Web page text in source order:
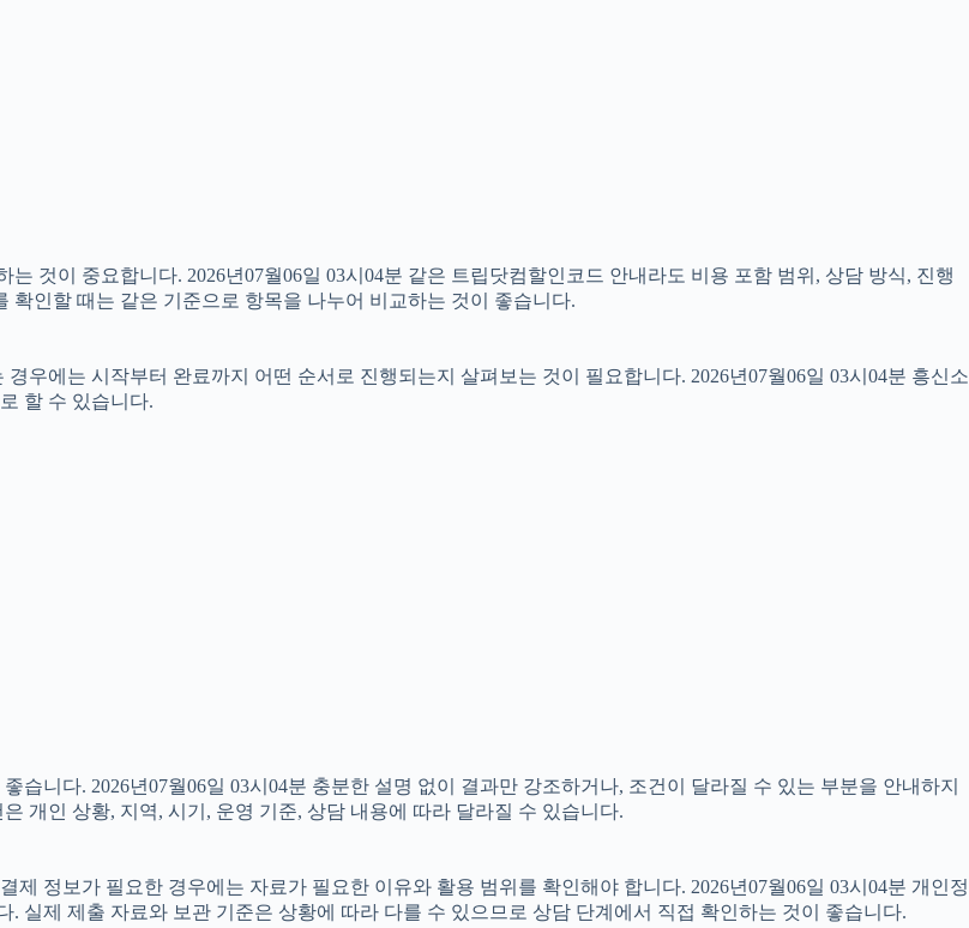
것이 중요합니다. 2026년07월06일 03시04분 같은 트립닷컴할인코드 안내라도 비용 포함 범위, 상담 방식, 진행
인할 때는 같은 기준으로 항목을 나누어 비교하는 것이 좋습니다.
우에는 시작부터 완료까지 어떤 순서로 진행되는지 살펴보는 것이 필요합니다. 2026년07월06일 03시04분 흥신소
할 수 있습니다.
니다. 2026년07월06일 03시04분 충분한 설명 없이 결과만 강조하거나, 조건이 달라질 수 있는 부분을 안내하지
개인 상황, 지역, 시기, 운영 기준, 상담 내용에 따라 달라질 수 있습니다.
정보가 필요한 경우에는 자료가 필요한 이유와 활용 범위를 확인해야 합니다. 2026년07월06일 03시04분 개인정
. 실제 제출 자료와 보관 기준은 상황에 따라 다를 수 있으므로 상담 단계에서 직접 확인하는 것이 좋습니다.